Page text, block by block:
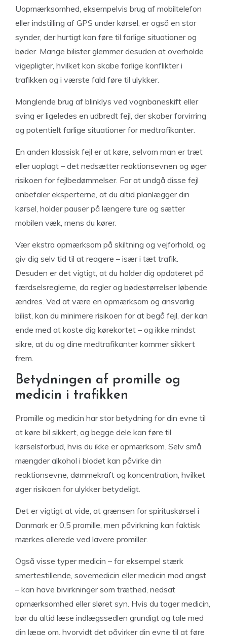
Uopmærksomhed, eksempelvis brug af mobiltelefon
eller indstilling af GPS under kørsel, er også en stor
synder, der hurtigt kan føre til farlige situationer og
bøder. Mange bilister glemmer desuden at overholde
vigepligter, hvilket kan skabe farlige konflikter i
trafikken og i værste fald føre til ulykker.
Manglende brug af blinklys ved vognbaneskift eller
sving er ligeledes en udbredt fejl, der skaber forvirring
og potentielt farlige situationer for medtrafikanter.
En anden klassisk fejl er at køre, selvom man er træt
eller uoplagt – det nedsætter reaktionsevnen og øger
risikoen for fejlbedømmelser. For at undgå disse fejl
anbefaler eksperterne, at du altid planlægger din
kørsel, holder pauser på længere ture og sætter
mobilen væk, mens du kører.
Vær ekstra opmærksom på skiltning og vejforhold, og
giv dig selv tid til at reagere – især i tæt trafik.
Desuden er det vigtigt, at du holder dig opdateret på
færdselsreglerne, da regler og bødestørrelser løbende
ændres. Ved at være en opmærksom og ansvarlig
bilist, kan du minimere risikoen for at begå fejl, der kan
ende med at koste dig kørekortet – og ikke mindst
sikre, at du og dine medtrafikanter kommer sikkert
frem.
Betydningen af promille og
medicin i trafikken
Promille og medicin har stor betydning for din evne til
at køre bil sikkert, og begge dele kan føre til
kørselsforbud, hvis du ikke er opmærksom. Selv små
mængder alkohol i blodet kan påvirke din
reaktionsevne, dømmekraft og koncentration, hvilket
øger risikoen for ulykker betydeligt.
Det er vigtigt at vide, at grænsen for spirituskørsel i
Danmark er 0,5 promille, men påvirkning kan faktisk
mærkes allerede ved lavere promiller.
Også visse typer medicin – for eksempel stærk
smertestillende, sovemedicin eller medicin mod angst
– kan have bivirkninger som træthed, nedsat
opmærksomhed eller sløret syn. Hvis du tager medicin,
bør du altid læse indlægssedlen grundigt og tale med
din læge om, hvorvidt det påvirker din evne til at føre